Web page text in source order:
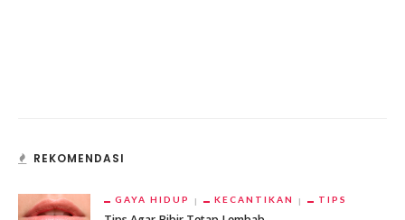
REKOMENDASI
GAYA HIDUP KECANTIKAN TIPS